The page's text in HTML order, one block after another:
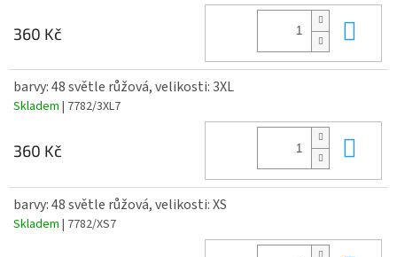
360 Kč
barvy: 48 světle růžová, velikosti: 3XL
Skladem | 7782/3XL7
360 Kč
barvy: 48 světle růžová, velikosti: XS
Skladem | 7782/XS7